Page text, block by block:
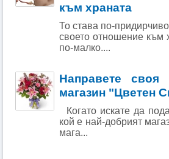
към храната
То става по-
своето отношение към
по-малко....
Направете
магазин "Цветен
Когато искате да
кой е най-добрият
мага...